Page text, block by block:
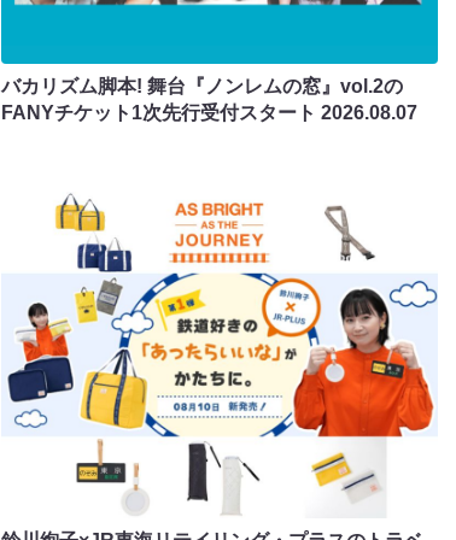
バカリズム脚本! 舞台『ノンレムの窓』vol.2の
FANYチケット1次先行受付スタート2026.08.07